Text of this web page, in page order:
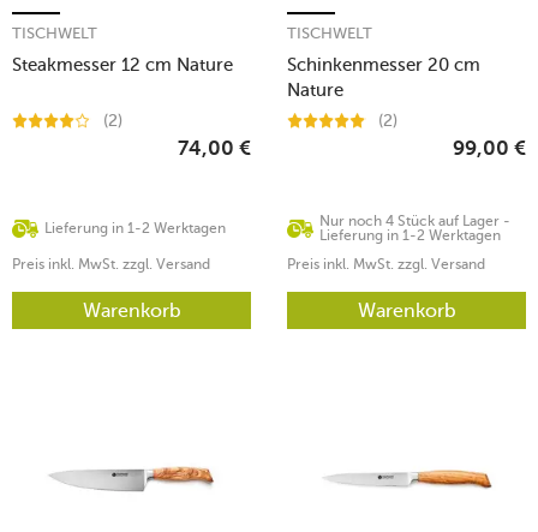
Steakmesser 12 cm Nature
TISCHWELT
(2)
Lieferung in 1-2 Werktagen
74,00 €
Preis inkl. MwSt. zzgl. Versand
Warenkorb
Schinkenmesser 20 cm
Nature
TISCHWELT
(2)
Nur noch 4 Stück auf Lager -
Lieferung in 1-2 Werktagen
99,00 €
Preis inkl. MwSt. zzgl. Versand
Warenkorb